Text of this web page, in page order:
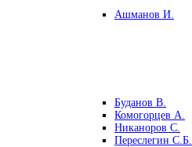
Ашманов И.
Буданов В.
Комогорцев А.
Никаноров С.
Переслегин С.Б.